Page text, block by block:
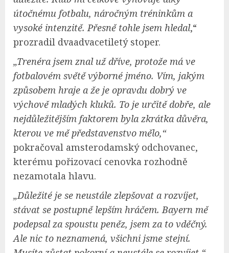
útočnému fotbalu, náročným tréninkům a
vysoké intenzitě. Přesně tohle jsem hledal,“
prozradil dvaadvacetiletý stoper.
„Trenéra jsem znal už dříve, protože má ve
fotbalovém světě výborné jméno. Vím, jakým
způsobem hraje a že je opravdu dobrý ve
výchově mladých kluků. To je určitě dobře, ale
nejdůležitějším faktorem byla zkrátka důvěra,
kterou ve mě představenstvo mělo,“
pokračoval amsterodamský odchovanec,
kterému pořizovací cenovka rozhodně
nezamotala hlavu.
„Důležité je se neustále zlepšovat a rozvíjet,
stávat se postupně lepším hráčem. Bayern mě
podepsal za spoustu peněz, jsem za to vděčný.
Ale nic to neznamená, všichni jsme stejní.